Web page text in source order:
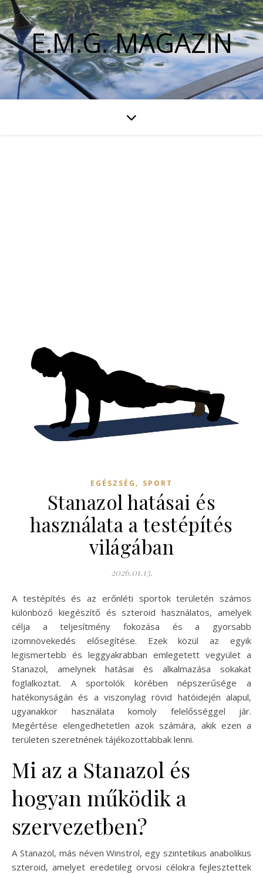
E.M.G. MAGAZIN
EGÉSZSÉG , SPORT
Stanazol hatásai és
használata a testépítés
világában
2026.01.13.
A testépítés és az erőnléti sportok területén számos
különböző kiegészítő és szteroid használatos, amelyek
célja a teljesítmény fokozása és a gyorsabb
izomnövekedés elősegítése. Ezek közül az egyik
legismertebb és leggyakrabban emlegetett vegyület a
Stanazol, amelynek hatásai és alkalmazása sokakat
foglalkoztat. A sportolók körében népszerűsége a
hatékonyságán és a viszonylag rövid hatóidején alapul,
ugyanakkor használata komoly felelősséggel jár.
Megértése elengedhetetlen azok számára, akik ezen a
területen szeretnének tájékozottabbak lenni.
Mi az a Stanazol és
hogyan működik a
szervezetben?
A Stanazol, más néven Winstrol, egy szintetikus anabolikus
szteroid, amelyet eredetileg orvosi célokra fejlesztettek